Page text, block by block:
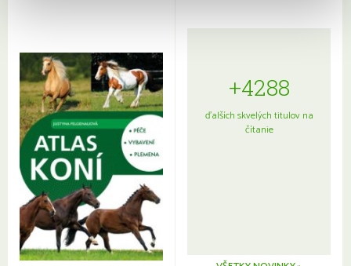
+4288
ďalších skvelých titulov na
čítanie